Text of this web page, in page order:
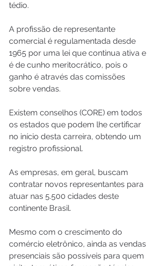
tédio.
A profissão de representante
comercial é regulamentada desde
1965 por uma lei que continua ativa e
é de cunho meritocrático, pois o
ganho é através das comissões
sobre vendas.
Existem conselhos (CORE) em todos
os estados que podem lhe certificar
no início desta carreira, obtendo um
registro profissional.
As empresas, em geral, buscam
contratar novos representantes para
atuar nas 5.500 cidades deste
continente Brasil.
Mesmo com o crescimento do
comércio eletrônico, ainda as vendas
presenciais são possíveis para quem